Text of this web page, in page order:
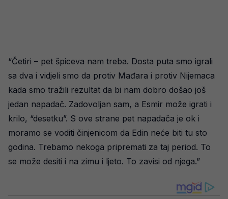
“Četiri – pet špiceva nam treba. Dosta puta smo igrali
sa dva i vidjeli smo da protiv Mađara i protiv Nijemaca
kada smo tražili rezultat da bi nam dobro došao još
jedan napadač. Zadovoljan sam, a Esmir može igrati i
krilo, “desetku”. S ove strane pet napadača je ok i
moramo se voditi činjenicom da Edin neće biti tu sto
godina. Trebamo nekoga pripremati za taj period. To
se može desiti i na zimu i ljeto. To zavisi od njega.”